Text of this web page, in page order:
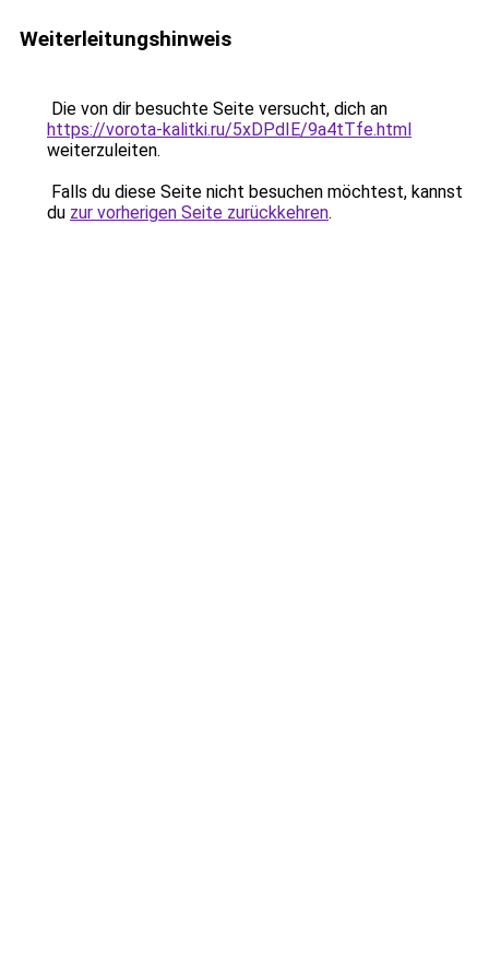
Weiterleitungshinweis
Die von dir besuchte Seite versucht, dich an
https://vorota-kalitki.ru/5xDPdIE/9a4tTfe.html
weiterzuleiten.
Falls du diese Seite nicht besuchen möchtest, kannst
du zur vorherigen Seite zurückkehren.